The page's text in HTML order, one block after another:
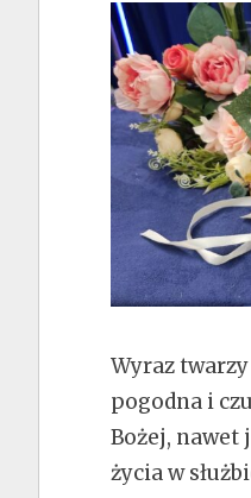
Wyraz
pogodna i
Bożej, nawet
życia w